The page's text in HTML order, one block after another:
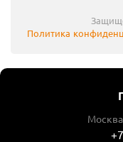
Политика